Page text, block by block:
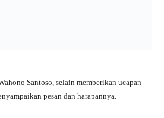
Santoso, selain memberikan ucapan
pesan dan harapannya.